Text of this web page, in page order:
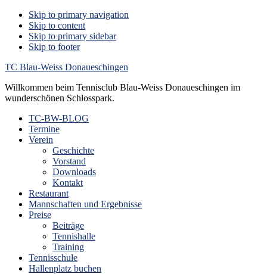
Skip to primary navigation
Skip to content
Skip to primary sidebar
Skip to footer
TC Blau-Weiss Donaueschingen
Willkommen beim Tennisclub Blau-Weiss Donaueschingen im
wunderschönen Schlosspark.
TC-BW-BLOG
Termine
Verein
Geschichte
Vorstand
Downloads
Kontakt
Restaurant
Mannschaften und Ergebnisse
Preise
Beiträge
Tennishalle
Training
Tennisschule
Hallenplatz buchen